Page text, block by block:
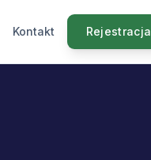
Kontakt Rejestracja